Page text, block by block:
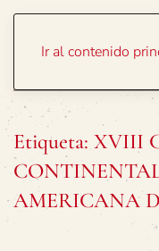
Ir al contenido
Etiqueta: XVIII
AMERICANA